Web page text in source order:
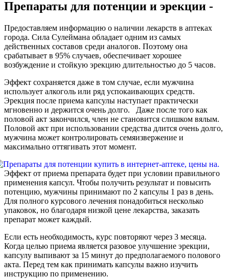
Препараты для потенции и эрекции -
Предоставляем информацию о наличии лекарств в аптеках
города. Сила Сулеймана обладает одним из самых
действенных составов среди аналогов. Поэтому она
срабатывает в 95% случаев, обеспечивает хорошее
возбуждение и стойкую эрекцию длительностью до 5 часов.
Эффект сохраняется даже в том случае, если мужчина
использует алкоголь или ряд успокаивающих средств.
Эрекция после приема капсулы наступает практически
мгновенно и держится очень долго. Даже после того как
половой акт закончился, член не становится слишком вялым.
Половой акт при использовании средства длится очень долго,
мужчина может контролировать семяизвержение и
максимально оттягивать этот момент.
Эффект от приема препарата будет при условии правильного
применения капсул. Чтобы получить результат и повысить
потенцию, мужчины принимают по 2 капсулы 1 раз в день.
Для полного курсового лечения понадобиться несколько
упаковок, но благодаря низкой цене лекарства, заказать
препарат может каждый.
Если есть необходимость, курс повторяют через 3 месяца.
Когда целью приема является разовое улучшение эрекции,
капсулу выпивают за 15 минут до предполагаемого полового
акта. Перед тем как принимать капсулы важно изучить
инструкцию по применению.